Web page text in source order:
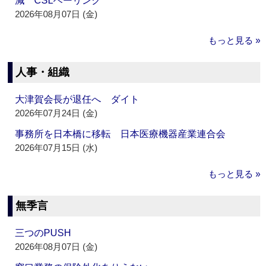
2026年08月07日 (金)
もっと見る »
人事・組織
大津賀会長が退任へ ダイト
2026年07月24日 (金)
事務所を日本橋に移転 日本医療機器産業連合会
2026年07月15日 (水)
もっと見る »
無季言
三つのPUSH
2026年08月07日 (金)